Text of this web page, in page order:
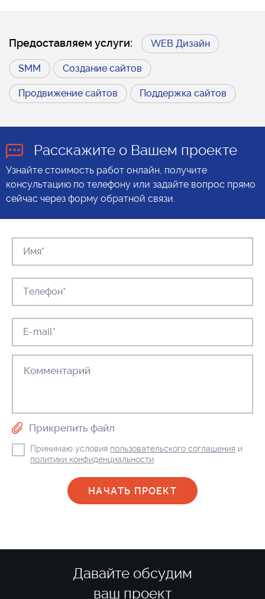
Предоставляем услуги: WEB Дизайн
SMM Создание сайтов
Продвижение сайтов Поддержка сайтов
Расскажите о Вашем проекте
Узнайте стоимость работ онлайн, получите
консультацию по телефону или задайте вопрос прямо
сейчас через форму обратной связи.
Имя*
Телефон*
E-mail*
Прикрепить файл
Принимаю условия пользовательского соглашения и
политики конфиденциальности
Давайте обсудим
ваш проект